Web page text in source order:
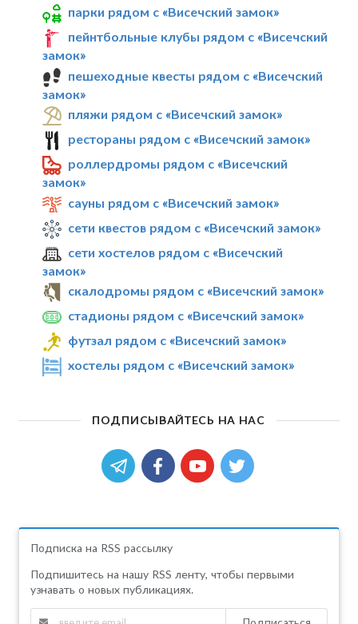
парки рядом с «Висечский замок»
пейнтбольные клубы рядом с «Висечский
замок»
пешеходные квесты рядом с «Висечский
замок»
пляжи рядом с «Висечский замок»
рестораны рядом с «Висечский замок»
роллердромы рядом с «Висечский
замок»
сауны рядом с «Висечский замок»
сети квестов рядом с «Висечский замок»
сети хостелов рядом с «Висечский
замок»
скалодромы рядом с «Висечский замок»
стадионы рядом с «Висечский замок»
футзал рядом с «Висечский замок»
хостелы рядом с «Висечский замок»
ПОДПИСЫВАЙТЕСЬ НА НАС
Подписка на RSS рассылку
Подпишитесь на нашу RSS ленту, чтобы первыми
узнавать о новых публикациях.